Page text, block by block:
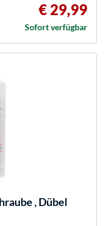
€ 29,99
Sofort verfügbar
, Dübel